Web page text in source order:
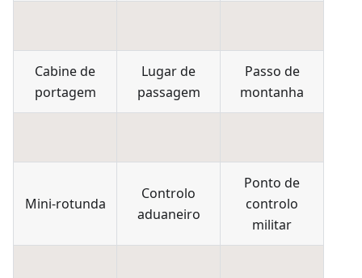
Cabine de
portagem
Lugar de
passagem
Passo de
montanha
Mini-rotunda
Controlo
aduaneiro
Ponto de
controlo
militar